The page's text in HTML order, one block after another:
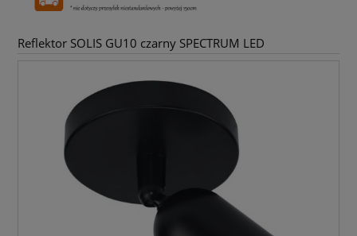
Reflektor SOLIS GU10 czarny SPECTRUM LED